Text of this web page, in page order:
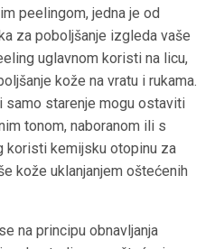
peelingom, jedna je od
za poboljšanje izgleda vaše
uglavnom koristi na licu,
kože na vratu i rukama.
samo starenje mogu ostaviti
tonom, naboranom ili s
koristi kemijsku otopinu za
kože uklanjanjem oštećenih
na principu obnavljanja